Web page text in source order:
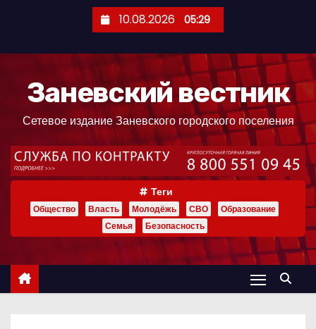
ж
10.08.2026 05:29
Заневский вестник
Сетевое издание Заневского городского поселения
Теги
Общество Власть Молодёжь СВО
Образование
Семья
Безопасность